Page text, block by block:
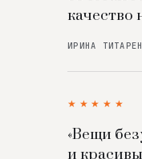
качество
ИРИНА
★★★★★
«Вещи
и